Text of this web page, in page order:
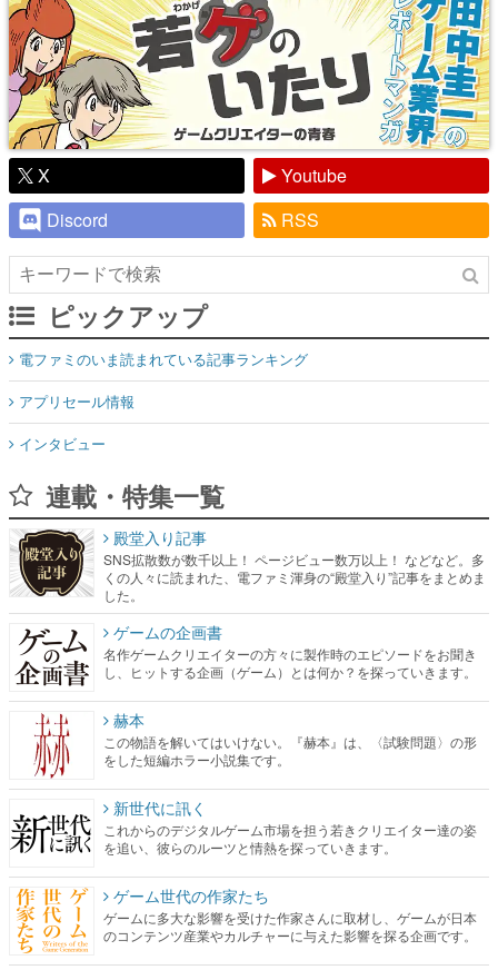
X
Youtube
Discord
RSS
ピックアップ
電ファミのいま読まれている記事ランキング
アプリセール情報
インタビュー
連載・特集一覧
殿堂入り記事
SNS拡散数が数千以上！ ページビュー数万以上！ などなど。多
くの人々に読まれた、電ファミ渾身の“殿堂入り”記事をまとめま
した。
ゲームの企画書
名作ゲームクリエイターの方々に製作時のエピソードをお聞き
し、ヒットする企画（ゲーム）とは何か？を探っていきます。
赫本
この物語を解いてはいけない。『赫本』は、〈試験問題〉の形
をした短編ホラー小説集です。
新世代に訊く
これからのデジタルゲーム市場を担う若きクリエイター達の姿
を追い、彼らのルーツと情熱を探っていきます。
ゲーム世代の作家たち
ゲームに多大な影響を受けた作家さんに取材し、ゲームが日本
のコンテンツ産業やカルチャーに与えた影響を探る企画です。